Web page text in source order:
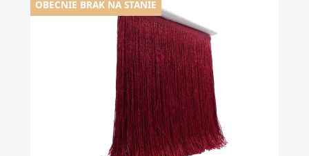
OBECNIE BRAK NA STANIE